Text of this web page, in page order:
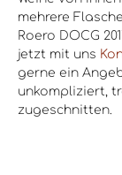
mehrere
Roero DOCG
jetzt mit uns
gerne ein
unkompliziert,
zugeschnitten.